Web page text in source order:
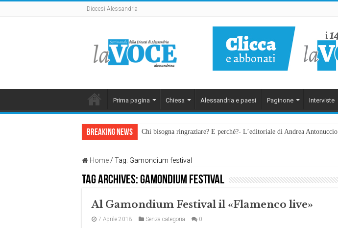
Diocesi Alessandria
Prima pagina Chiesa Alessandria e paesi Paginone Interviste
Breaking News Chi bisogna ringraziare? E perché?- L’editoriale di Andrea Antonuccio
Home / Tag: Gamondium festival
Tag Archives:Gamondium festival
Al Gamondium Festival il «Flamenco live»
7 Aprile 2018 Senza categoria 0